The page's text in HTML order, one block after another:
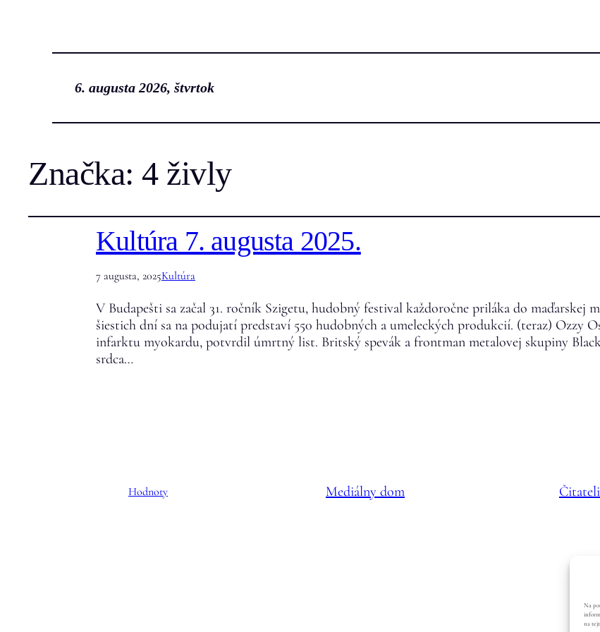
Na
na
6. augusta 2026, štvrtok
Značka: 4 živly
Kultúra 7. augusta 2025.
7 augusta, 2025Kultúra
V Budapešti sa začal 31. ročník Szigetu, hudobný festival každoročne priláka do maďarskej
šiestich dní sa na podujatí predstaví 550 hudobných a umeleckých produkcií. (teraz) Ozzy
infarktu myokardu, potvrdil úmrtný list. Britský spevák a frontman metalovej skupiny
srdca…
Hodnoty Mediálny dom